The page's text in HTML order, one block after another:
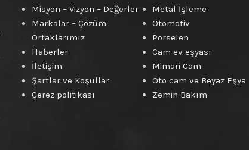
Misyon – Vizyon – Değerler
Markalar – Çözüm
Ortaklarımız
Haberler
İletişim
Şartlar ve Koşullar
Çerez politikası
Metal İşleme
Otomotiv
Porselen
Cam ev eşyası
Mimari Cam
Oto cam ve Beyaz Eşya
Zemin Bakım